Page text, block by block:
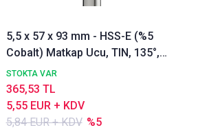
5,5 x 57 x 93 mm - HSS-E (%5
Cobalt) Matkap Ucu, TIN, 135°,
DIN338 Delik Delme ucu,
Nachreiner
STOKTA VAR
5,84 EUR + KDV %5
5,55 EUR + KDV
365,53 TL